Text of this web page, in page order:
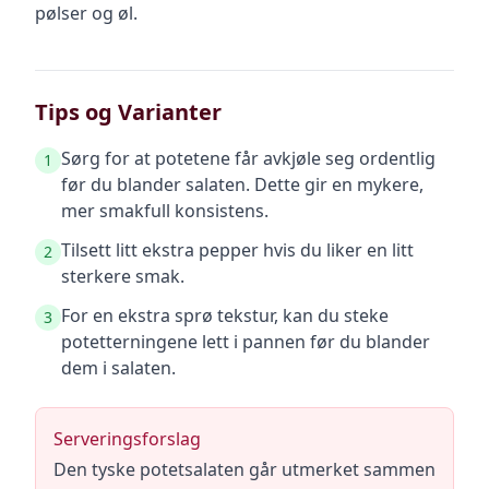
pølser og øl.
Tips og Varianter
1 Sørg for at potetene får avkjøle seg ordentlig
før du blander salaten. Dette gir en mykere,
mer smakfull konsistens.
2 Tilsett litt ekstra pepper hvis du liker en litt
sterkere smak.
3 For en ekstra sprø tekstur, kan du steke
potetterningene lett i pannen før du blander
dem i salaten.
Serveringsforslag
Den tyske potetsalaten går utmerket sammen